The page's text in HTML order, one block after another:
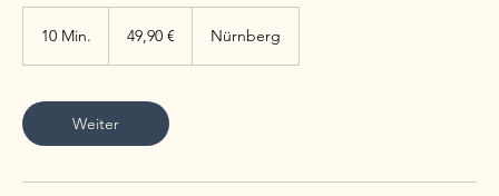
10 Min.
i
n
.
49,90 € Nürnberg
Weiter